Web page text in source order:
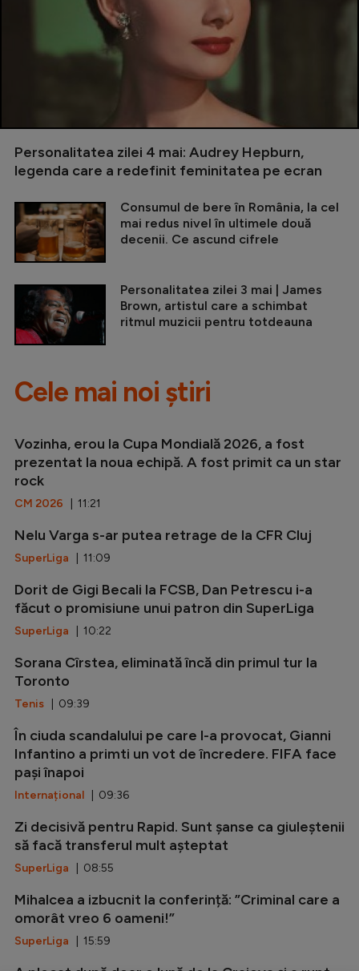
Personalitatea zilei 4 mai: Audrey Hepburn,
legenda care a redefinit feminitatea pe ecran
Consumul de bere în România, la cel
mai redus nivel în ultimele două
decenii. Ce ascund cifrele
Personalitatea zilei 3 mai | James
Brown, artistul care a schimbat
ritmul muzicii pentru totdeauna
Cele mai noi știri
Vozinha, erou la Cupa Mondială 2026, a fost
prezentat la noua echipă. A fost primit ca un star
rock
CM 2026 | 11:21
Nelu Varga s-ar putea retrage de la CFR Cluj
SuperLiga | 11:09
Dorit de Gigi Becali la FCSB, Dan Petrescu i-a
făcut o promisiune unui patron din SuperLiga
SuperLiga | 10:22
Sorana Cîrstea, eliminată încă din primul tur la
Toronto
Tenis | 09:39
În ciuda scandalului pe care l-a provocat, Gianni
Infantino a primti un vot de încredere. FIFA face
pași înapoi
Internațional | 09:36
Zi decisivă pentru Rapid. Sunt șanse ca giuleștenii
să facă transferul mult așteptat
SuperLiga | 08:55
Mihalcea a izbucnit la conferință: ”Criminal care a
omorât vreo 6 oameni!”
SuperLiga | 15:59